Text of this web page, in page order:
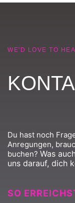
WE'D LOVE TO
Du hast noch
Anregungen,
buchen? Was
uns darauf, dich
SO